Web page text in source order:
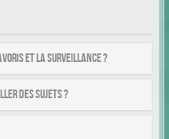
et la surveillance ?
des sujets ?